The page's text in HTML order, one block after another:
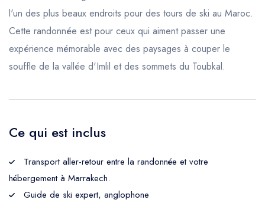
l'un des plus beaux endroits pour des tours de ski au Maroc.
Cette randonnée est pour ceux qui aiment passer une
expérience mémorable avec des paysages à couper le
souffle de la vallée d'Imlil et des sommets du Toubkal.
Ce qui est inclus
Transport aller-retour entre la randonnée et votre
hébergement à Marrakech.
Guide de ski expert, anglophone